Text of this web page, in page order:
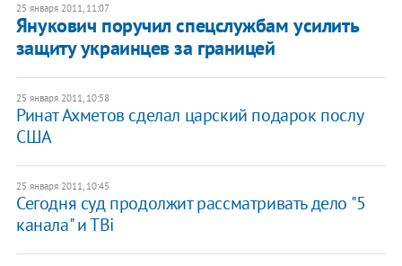
25 января 2011, 11:07
Янукович поручил спецслужбам усилить
защиту украинцев за границей
25 января 2011, 10:58
Ринат Ахметов сделал царский подарок послу
США
25 января 2011, 10:45
Сегодня суд продолжит рассматривать дело "5
канала" и ТВi